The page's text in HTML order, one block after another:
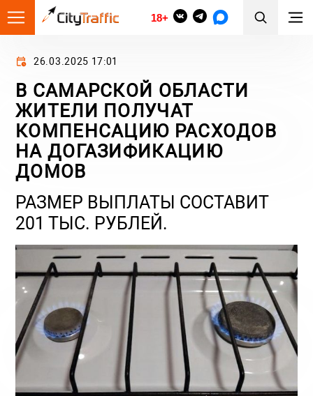
18+
26.03.2025 17:01
В САМАРСКОЙ ОБЛАСТИ
ЖИТЕЛИ ПОЛУЧАТ
КОМПЕНСАЦИЮ РАСХОДОВ
НА ДОГАЗИФИКАЦИЮ
ДОМОВ
РАЗМЕР ВЫПЛАТЫ СОСТАВИТ
201 ТЫС. РУБЛЕЙ.